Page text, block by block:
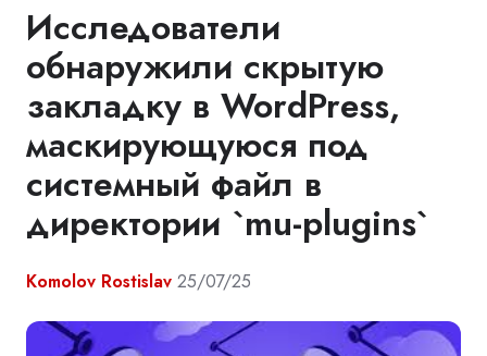
Исследователи
обнаружили скрытую
закладку в WordPress,
маскирующуюся под
системный файл в
директории `mu-plugins`
Komolov Rostislav 25/07/25